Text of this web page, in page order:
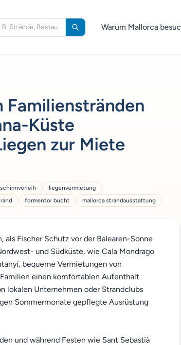
Warum Mallorca
Familienstränden
Küste
zur Miete
liegenvermietung
formentor bucht mallorca strandausstattung
als Fischer Schutz vor der Balearen-Sonne
und Südküste, wie Cala Mondrago
bequeme Vermietungen von
einen komfortablen Aufenthalt
lokalen Unternehmen oder Strandclubs
Sommermonate gepflegte Ausrüstung
und während Festen wie Sant Sebastià